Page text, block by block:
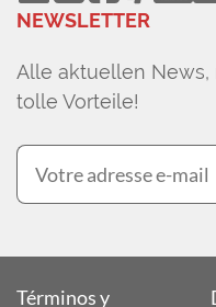
NEWSLETTER
Alle aktuellen
tolle Vorteile!
Términos y